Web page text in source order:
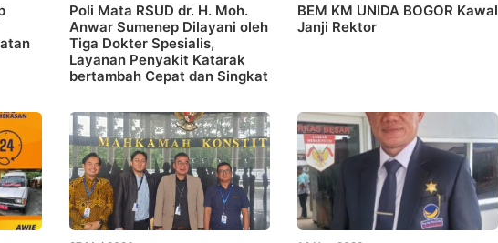
Poli Mata RSUD dr. H. Moh.
Anwar Sumenep Dilayani oleh
Tiga Dokter Spesialis,
Layanan Penyakit Katarak
bertambah Cepat dan Singkat
BEM KM UNIDA BOGOR Kawal
Janji Rektor